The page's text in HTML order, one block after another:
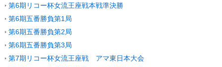
第6期リコー杯女流王座戦本戦準決勝
第6期五番勝負第1局
第6期五番勝負第2局
第6期五番勝負第3局
第7期リコー杯女流王座戦 アマ東日本大会